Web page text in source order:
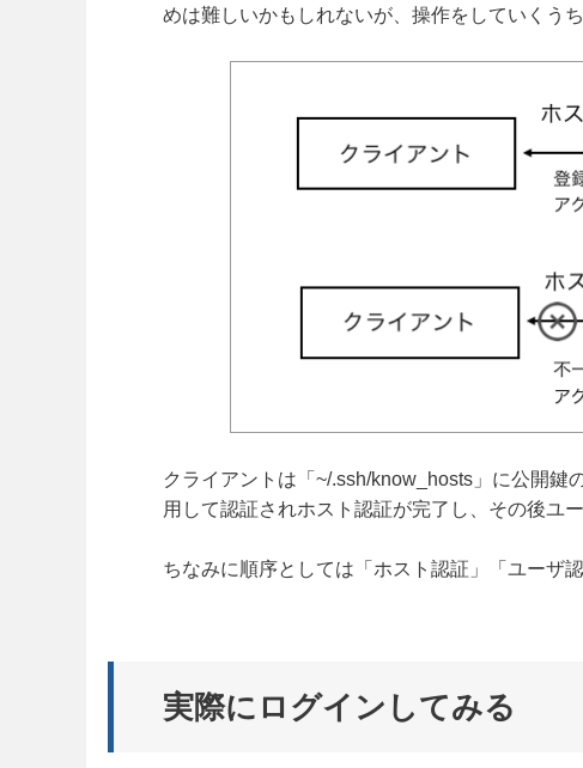
めは難しいかもしれないが、操作をしていくう
クライアントは「~/.ssh/know_hosts」に公開
用して認証されホスト認証が完了し、その後ユ
ちなみに順序としては「ホスト認証」「ユーザ
実際にログインしてみる